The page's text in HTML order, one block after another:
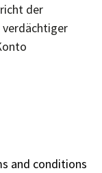
der
verdächtiger
and conditions